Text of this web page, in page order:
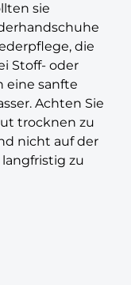
sie
die
Stoff- oder
eine sanfte
Achten Sie
trocknen zu
nicht auf der
zu